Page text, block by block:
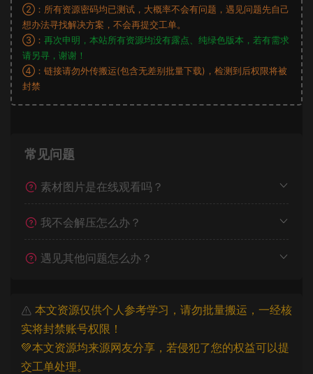
②：所有资源密码均已测试，大概率不会有问题，遇见问题先自己
想办法寻找解决方案，不会再提交工单。
③： 再次申明，本站所有资源均没有露点、纯绿色版本，若有需求
请另寻，谢谢！
④：链接请勿外传搬运(包含无差别批量下载)，检测到后权限将被
封禁
常见问题
素材图片是在线观看吗？
我不会解压怎么办？
遇见其他问题怎么办？
本文资源仅供个人参考学习，请勿批量搬运，一经核
实将封禁账号权限！
💚本文资源均来源网友分享，若侵犯了您的权益可以提
交工单处理。